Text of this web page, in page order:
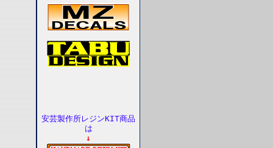
安芸製作所レジンKIT商品
は
↓